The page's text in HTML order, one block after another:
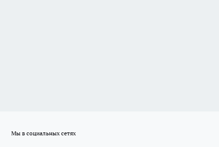
Мы в социальных сетях